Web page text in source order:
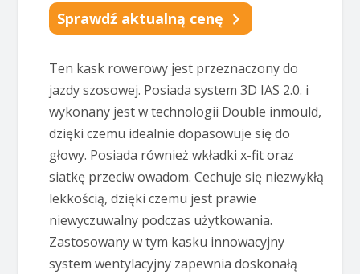
Sprawdź aktualną cenę
Ten kask rowerowy jest przeznaczony do
jazdy szosowej. Posiada system 3D IAS 2.0. i
wykonany jest w technologii Double inmould,
dzięki czemu idealnie dopasowuje się do
głowy. Posiada również wkładki x-fit oraz
siatkę przeciw owadom. Cechuje się niezwykłą
lekkością, dzięki czemu jest prawie
niewyczuwalny podczas użytkowania.
Zastosowany w tym kasku innowacyjny
system wentylacyjny zapewnia doskonałą